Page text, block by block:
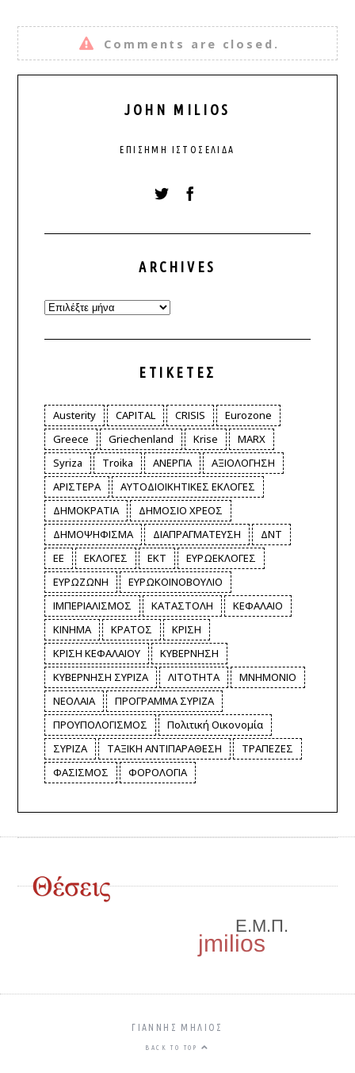
Comments are closed.
JOHN MILIOS
ΕΠΊΣΗΜΗ ΙΣΤΟΣΕΛΊΔΑ
ARCHIVES
Archives
ΕΤΙΚΈΤΕΣ
Austerity CAPITAL CRISIS
Eurozone
Greece
Griechenland Krise
MARX
Syriza
Troika ΑΝΕΡΓΙΑ
ΑΞΙΟΛΟΓΗΣΗ
ΑΡΙΣΤΕΡΑ
ΑΥΤΟΔΙΟΙΚΗΤΙΚΕΣ ΕΚΛΟΓΕΣ
ΔΗΜΟΚΡΑΤΙΑ
ΔΗΜΟΣΙΟ ΧΡΕΟΣ
ΔΗΜΟΨΗΦΙΣΜΑ
ΔΙΑΠΡΑΓΜΑΤΕΥΣΗ
ΔΝΤ
ΕΕ
ΕΚΛΟΓΕΣ ΕΚΤ
ΕΥΡΩΕΚΛΟΓΕΣ
ΕΥΡΩΖΩΝΗ
ΕΥΡΩΚΟΙΝΟΒΟΥΛΙΟ
ΙΜΠΕΡΙΑΛΙΣΜΟΣ
ΚΑΤΑΣΤΟΛΗ
ΚΕΦΑΛΑΙΟ
ΚΙΝΗΜΑ
ΚΡΑΤΟΣ
ΚΡΙΣΗ
ΚΡΙΣΗ ΚΕΦΑΛΑΙΟΥ
ΚΥΒΕΡΝΗΣΗ
ΚΥΒΕΡΝΗΣΗ ΣΥΡΙΖΑ
ΛΙΤΟΤΗΤΑ
ΜΝΗΜΟΝΙΟ
ΝΕΟΛΑΙΑ
ΠΡΟΓΡΑΜΜΑ ΣΥΡΙΖΑ
ΠΡΟΥΠΟΛΟΓΙΣΜΟΣ
Πολιτική Οικονομία
ΣΥΡΙΖΑ
ΤΑΞΙΚΗ ΑΝΤΙΠΑΡΑΘΕΣΗ
ΤΡΑΠΕΖΕΣ
ΦΑΣΙΣΜΟΣ
ΦΟΡΟΛΟΓΙΑ
ΓΙΑΝΝΗΣ ΜΗΛΙΌΣ
BACK TO TOP